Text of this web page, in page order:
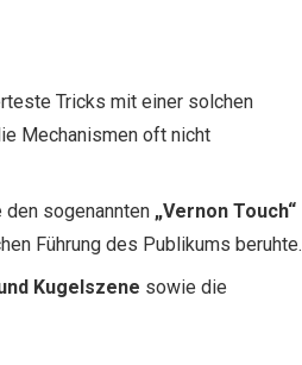
Tricks mit einer solchen
Mechanismen oft nicht
den sogenannten „Vernon Touch“
Führung des Publikums beruhte.
Kugelszene sowie die